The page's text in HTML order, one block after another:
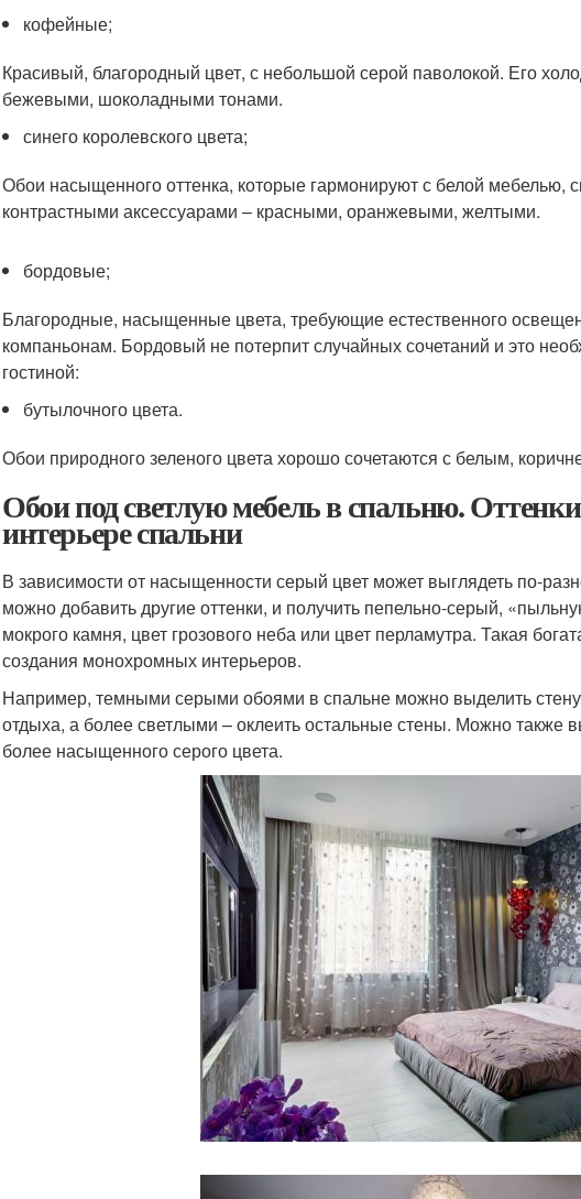
кофейные;
Красивый, благородный цвет, с небольшой серой паволокой. Его
бежевыми, шоколадными тонами.
синего королевского цвета;
Обои насыщенного оттенка, которые гармонируют с белой мебелью,
контрастными аксессуарами – красными, оранжевыми, желтыми.
бордовые;
Благородные, насыщенные цвета, требующие естественного
компаньонам. Бордовый не потерпит случайных сочетаний и это
гостиной:
бутылочного цвета.
Обои природного зеленого цвета хорошо сочетаются с белым,
Обои под светлую мебель в спальню. Оттенки
интерьере спальни
В зависимости от насыщенности серый цвет может выглядеть по-
можно добавить другие оттенки, и получить пепельно-серый,
мокрого камня, цвет грозового неба или цвет перламутра. Такая
создания монохромных интерьеров.
Например, темными серыми обоями в спальне можно выделить стену
отдыха, а более светлыми – оклеить остальные стены. Можно также
более насыщенного серого цвета.